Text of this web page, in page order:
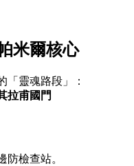
米爾核心
「靈魂路段」：
拉甫國門
防檢查站。